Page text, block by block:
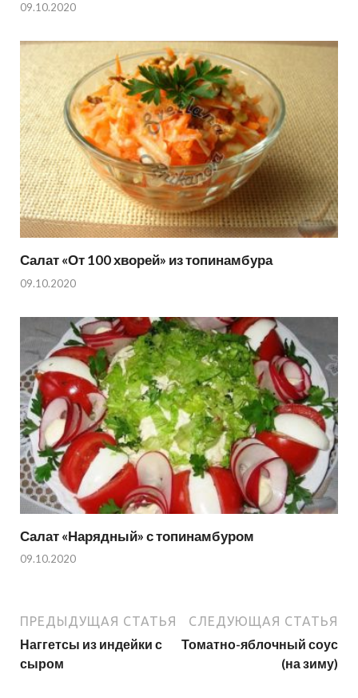
09.10.2020
Салат «От 100 хворей» из топинамбура
09.10.2020
Салат «Нарядный» с топинамбуром
09.10.2020
ПРЕДЫДУЩАЯ СТАТЬЯ
Наггетсы из индейки с
сыром
СЛЕДУЮЩАЯ СТАТЬЯ
Томатно-яблочный соус
(на зиму)